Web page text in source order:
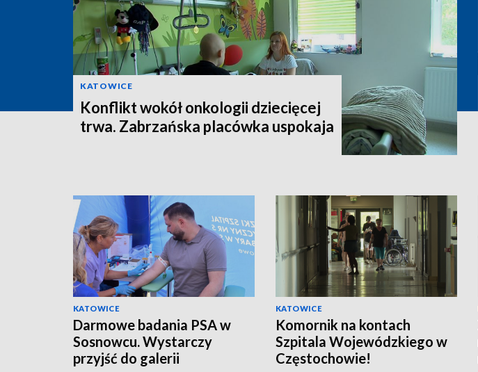
KATOWICE
Konflikt wokół onkologii dziecięcej
trwa. Zabrzańska placówka uspokaja
KATOWICE
Darmowe badania PSA w
Sosnowcu. Wystarczy
przyjść do galerii
KATOWICE
Komornik na kontach
Szpitala Wojewódzkiego w
Częstochowie!